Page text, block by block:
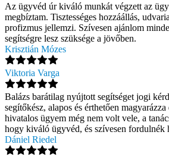
Az ügyvéd úr kiváló munkát végzett az
megbíztam. Tisztességes hozzáállás,
profizmus jellemzi. Szívesen ajánlom
segítségre lesz szüksége a jövőben.
Krisztián Mózes
Viktoria Varga
Balázs barátilag nyújtott segítséget jogi
segítőkész, alapos és érthetően
hivatalos ügyem még nem volt vele, a
hogy kiváló ügyvéd, és szívesen fordulnék
Dániel Riedel